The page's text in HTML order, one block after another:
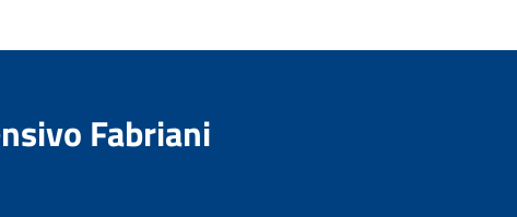
Fabriani